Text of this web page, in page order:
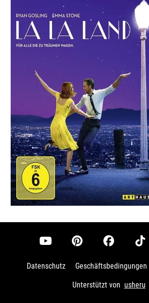
Datenschutz Geschäftsbedingungen
Unterstützt von usheru